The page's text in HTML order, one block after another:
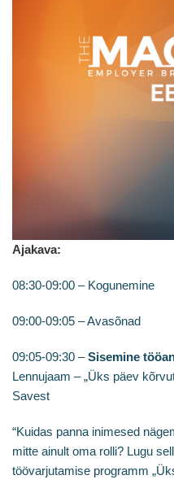
Ajakava:
08:30-09:00 – Kogunemine
09:00-09:05 – Avasõnad
09:05-09:30 –Sisemine
Lennujaam – „Üks päev
Savest
“Kuidas panna inimesed
mitte ainult oma rolli? Lugu
töövarjutamise programm